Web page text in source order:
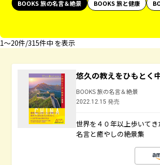
BOOKS 旅の名言＆絶景
BOOKS 旅と健康
1〜20件/315件中 を表示
悠久の教えをひもとく
BOOKS 旅の名言＆絶景
2022.12.15 発売
世界を４０年以上歩いて
名言と癒やしの絶景集